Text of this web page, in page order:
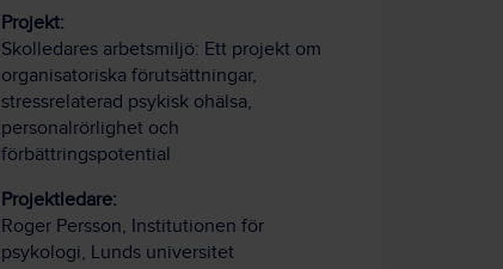
Projekt:
Skolledares arbetsmiljö: Ett projekt om
organisatoriska förutsättningar,
stressrelaterad psykisk ohälsa,
personalrörlighet och
förbättringspotential
Projektledare:
Roger Persson, Institutionen för
psykologi, Lunds universitet